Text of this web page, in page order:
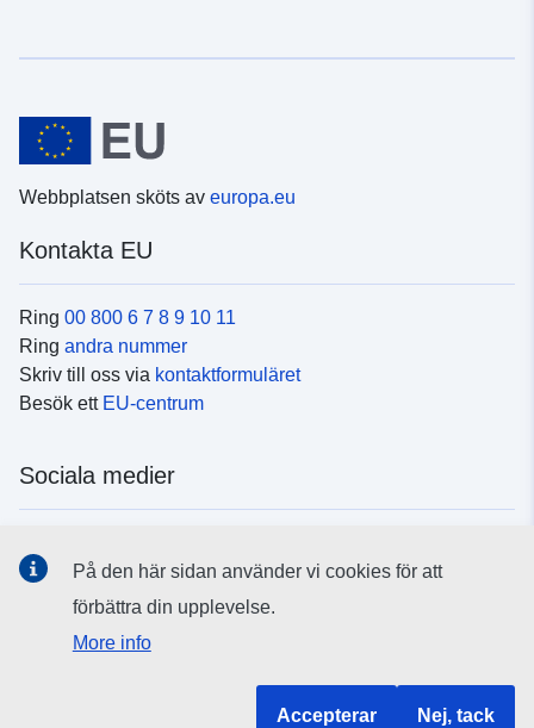
Webbplatsen sköts av europa.eu
Kontakta EU
Ring 00 800 6 7 8 9 10 11
Ring andra nummer
Skriv till oss via kontaktformuläret
Besök ett EU-centrum
Sociala medier
EU:s institutioner och organ
På den här sidan använder vi cookies för att
förbättra din upplevelse.
More info
Accepterar Nej, tack